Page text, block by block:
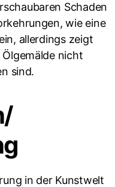
Schaden
wie eine
allerdings zeigt
Ölgemälde nicht
sind.
in der Kunstwelt